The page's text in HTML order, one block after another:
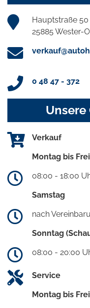
Hauptstraße 50
25885 Wester-
0 48 47 - 372
Verkauf
Montag bis
08:00 - 18:00
Samstag
nach
Sonntag
08:00 - 20:00
Service
Montag bis